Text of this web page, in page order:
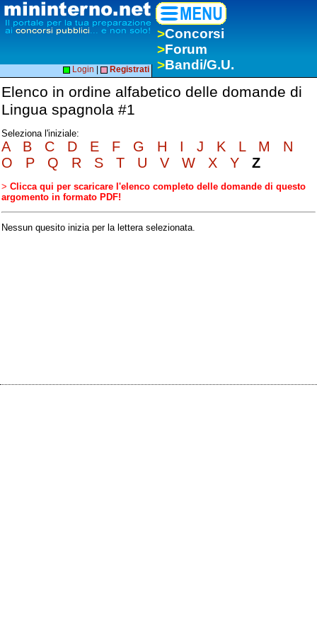
>Concorsi
>Forum
>Bandi/G.U.
Login Registrati
Elenco in ordine alfabetico delle domande di
Lingua spagnola #1
Seleziona l'iniziale:
A B C D E F G H I J K L M
N
O
P Q R S T U V W X Y Z
> Clicca qui per scaricare l'elenco completo delle domande di questo
argomento in formato PDF!
Nessun quesito inizia per la lettera selezionata.